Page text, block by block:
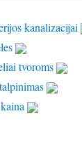
kanalizacijai
tvoroms
kaina